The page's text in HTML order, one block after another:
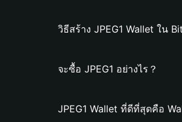
วิธีสร้าง JPEG1 Wallet ใน
จะซื้อ JPEG1 อย่างไร？
JPEG1 Wallet ที่ดีที่สุดคือ